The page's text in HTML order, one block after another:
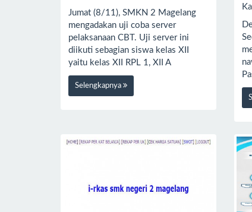
Jumat (8/11), SMKN 2 Magelang
mengadakan uji coba server
pelaksanaan CBT. Uji server ini
diikuti sebagian siswa kelas XII
yaitu kelas XII RPL 1, XII A
Selengkapnya